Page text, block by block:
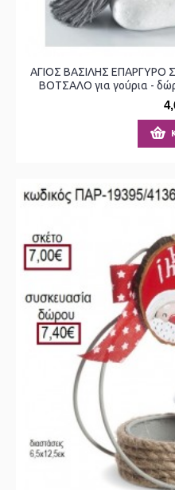
ΑΓΙΟΣ ΒΑΣΙΛΗΣ ΕΠΑΡΓΥΡΟ
ΒΟΤΣΑΛΟ για γούρια -